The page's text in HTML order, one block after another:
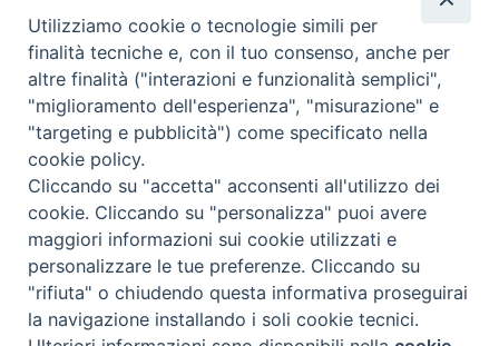
Statuto
Presidenza e ufficio presidenza
Consiglio scientifico
Coordinamento nazionale
COPYRIGHT Scienza & Vita - C.F96600690588- Tutti i
diritti -Privacy- Credits
Utilizziamo cookie o tecnologie simili per
finalità tecniche e, con il tuo consenso, anche per
altre finalità ("interazioni e funzionalità semplici",
"miglioramento dell'esperienza", "misurazione" e
"targeting e pubblicità") come specificato nella
cookie policy.
Cliccando su "accetta" acconsenti all'utilizzo dei
cookie. Cliccando su "personalizza" puoi avere
maggiori informazioni sui cookie utilizzati e
personalizzare le tue preferenze. Cliccando su
"rifiuta" o chiudendo questa informativa proseguirai
la navigazione installando i soli cookie tecnici.